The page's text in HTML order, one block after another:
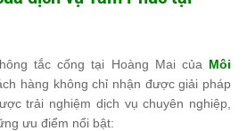
tắc cống tại Hoàng Mai của Môi
hàng không chỉ nhận được giải pháp
trải nghiệm dịch vụ chuyên nghiệp,
ưu điểm nổi bật: